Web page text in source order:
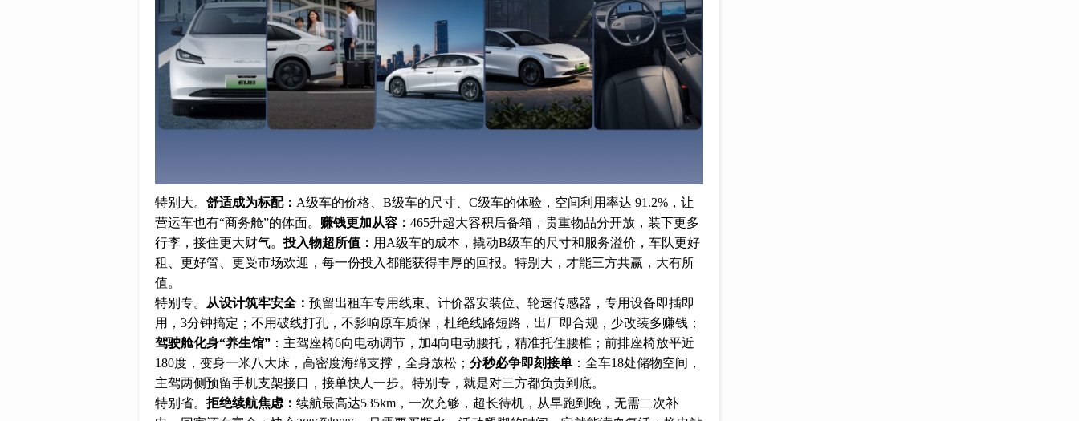
特别大。 舒适成为标配： A级车的价格、B级车的尺寸、C级车的体验，空间利用率达 91.2%，让
营运车也有“商务舱”的体面。 赚钱更加从容： 465升超大容积后备箱，贵重物品分开放，装下更多
行李，接住更大财气。投入物超所值： 用A级车的成本，撬动B级车的尺寸和服务溢价，车队更好
租、更好管、更受市场欢迎，每一份投入都能获得丰厚的回报。特别大，才能三方共赢，大有所
值。
特别专。
从设计筑牢安全 ： 预留出租车专用线束、计价器安装位、轮速传感器，专用设备即插即
用，3分钟搞定；不用破线打孔，不影响原车质保，杜绝线路短路，出厂即合规，少改装多赚钱；
驾驶舱化身“养生馆” ：主驾座椅6向电动调节，加4向电动腰托，精准托住腰椎；前排座椅放平近
180度，变身一米八大床，高密度海绵支撑，全身放松； 分秒必争即刻接单 ：全车18处储物空间，
主驾两侧预留手机支架接口，接单快人一步。特别专，就是对三方都负责到底。
特别省。 拒绝续航焦虑： 续航最高达535km，一次充够，超长待机，从早跑到晚，无需二次补